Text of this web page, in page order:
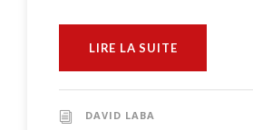
LIRE LA SUITE
DAVID LABA